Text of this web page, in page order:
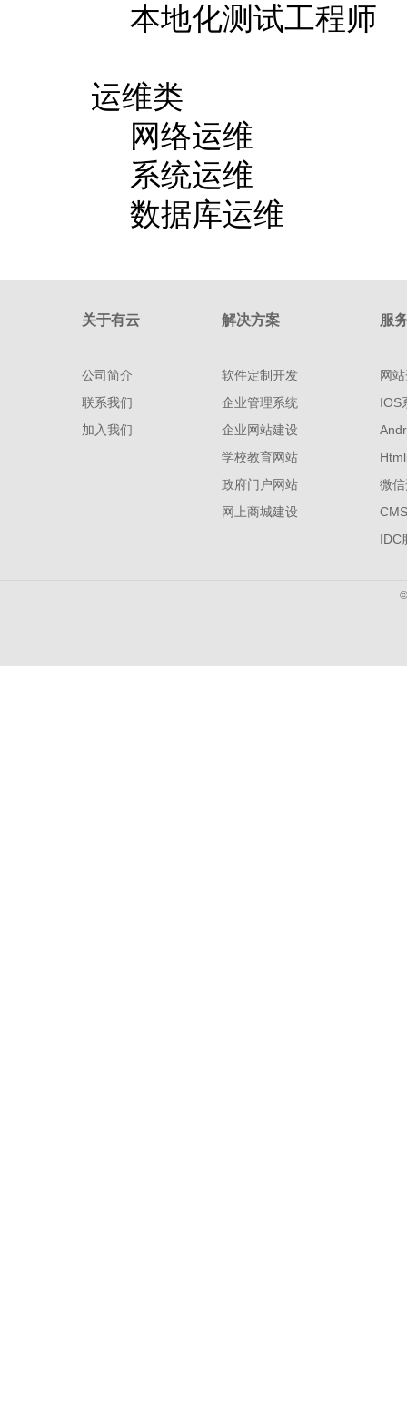
本地化测试工程师
运维类
网络运维
系统运维
数据库运维
关于有云
公司简介
联系我们
加入我们
解决方案
软件定制开发
企业管理系统
企业网站建设
学校教育网站
政府门户网站
网上商城建设
服
网
IOS
微
IDC